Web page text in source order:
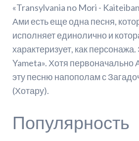
«Transylvania no Mori -
Ами есть еще одна песня,
исполняет единолично и
характеризует, как персонажа.
Yameta». Хотя первоначально
эту песню напополам с
(Хотару).
Популярность